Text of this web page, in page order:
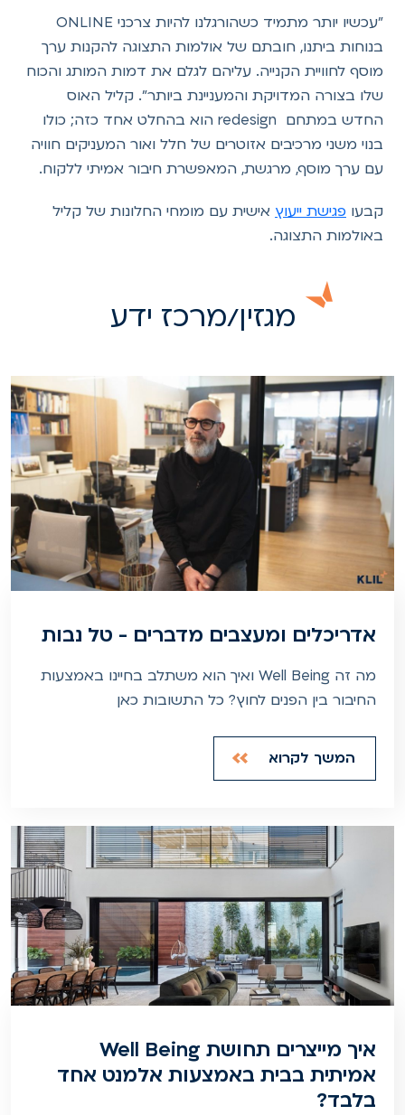
"עכשיו יותר מתמיד כשהורגלנו להיות צרכני ONLINE
בנוחות ביתנו, חובתם של אולמות התצוגה להקנות ערך
מוסף לחוויית הקנייה. עליהם לגלם את דמות המותג והכוח
שלו בצורה המדויקת והמעניינת ביותר". קליל האוס
החדש במתחם redesign הוא בהחלט אחד כזה; כולו
בנוי משני מרכיבים אזוטרים של חלל ואור המעניקים חוויה
עם ערך מוסף, מרגשת, המאפשרת חיבור אמיתי ללקוח.
קבעופגישת ייעוץאישית עם מומחי החלונות של קליל
באולמות התצוגה.
מגזין/מרכז ידע
אדריכלים ומעצבים מדברים - טל נבות
מה זה Well Being ואיך הוא משתלב בחיינו באמצעות
החיבור בין הפנים לחוץ? כל התשובות כאן
המשך לקרוא
איך מייצרים תחושת Well Being
אמיתית בבית באמצעות אלמנט אחד
בלבד?